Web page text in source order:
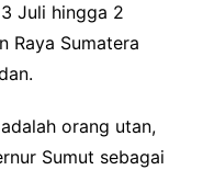
Juli hingga 2
Raya Sumatera
orang utan,
Sumut sebagai